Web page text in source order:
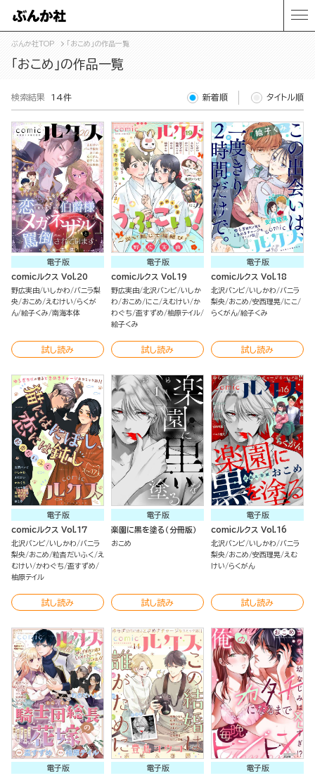
ぶんか社TOP 「おこめ」の作品一覧
「おこめ」の作品一覧
検索結果 14件 新着順 タイトル順
電子版
comicルクス Vol.20
野広実由 いしかわ
バニラ梨
央 おこめ えむけい
らくが
ん 絵子くみ 南海本体
試し読み
電子版
comicルクス Vol.19
野広実由 北沢バンビ いしか
わ
おこめ にこ えむけい
か
わぐち 盃すずめ 柚原テイル
絵子くみ
試し読み
電子版
comicルクス Vol.18
北沢バンビ いしかわ
バニラ
梨央 おこめ 安西理晃 にこ
らくがん 絵子くみ
試し読み
電子版
comicルクス Vol.17
北沢バンビ いしかわ
バニラ
梨央 おこめ 粒杏だいふく
え
むけい
かわぐち 盃すずめ
柚原テイル
試し読み
電子版
楽園に黒を塗る（分冊版）
おこめ
試し読み
電子版
comicルクス Vol.16
北沢バンビ いしかわ
バニラ
梨央 おこめ 安西理晃 えむ
けい
らくがん
試し読み
電子版
電子版
電子版